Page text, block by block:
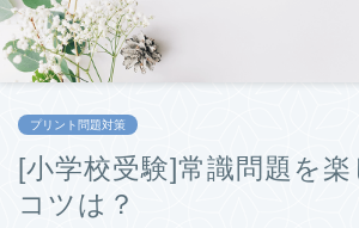
プリント問題対策
[小学校受験]常識問題を
コツは？